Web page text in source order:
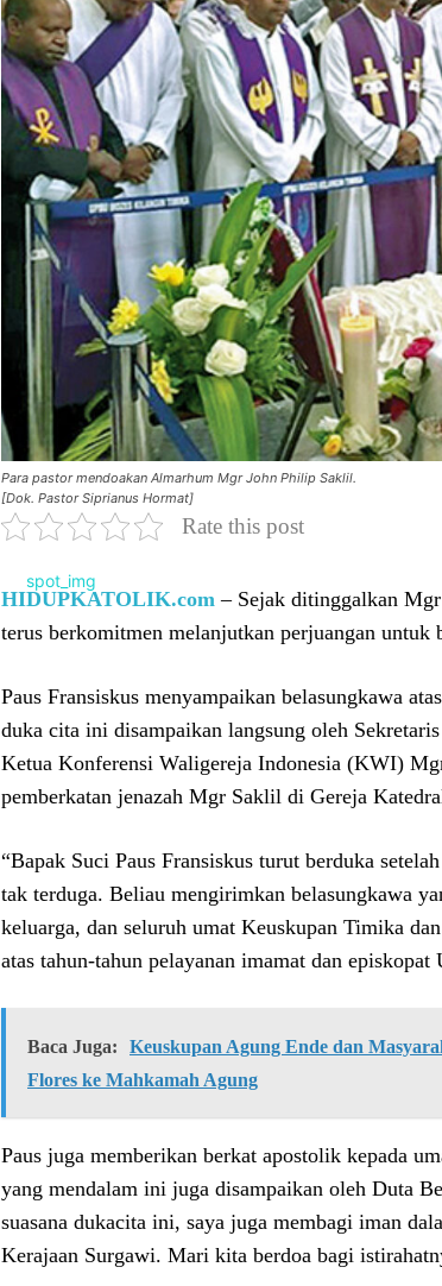
Para pastor mendoakan Almarhum Mgr John Philip Saklil.
[Dok. Pastor Siprianus Hormat]
Rate this post
HIDUPKATOLIK.com – Sejak ditinggalkan
terus berkomitmen melanjutkan perjuangan untuk
Paus Fransiskus menyampaikan belasungkawa
duka cita ini disampaikan langsung oleh
Ketua Konferensi Waligereja Indonesia (KWI)
pemberkatan jenazah Mgr Saklil di Gereja
“Bapak Suci Paus Fransiskus turut berduka
tak terduga. Beliau mengirimkan belasungkawa
keluarga, dan seluruh umat Keuskupan Timika
atas tahun-tahun pelayanan imamat dan
Baca Juga:
Keuskupan Agung Ende dan
Flores ke Mahkamah Agung
Paus juga memberikan berkat apostolik kepada
yang mendalam ini juga disampaikan oleh Duta
suasana dukacita ini, saya juga membagi iman
Kerajaan Surgawi. Mari kita berdoa bagi